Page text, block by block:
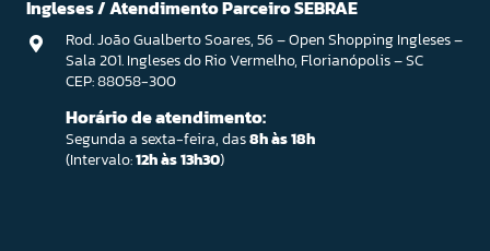
Ingleses / Atendimento Parceiro SEBRAE
Rod. João Gualberto Soares, 56 – Open Shopping Ingleses –
Sala 201. Ingleses do Rio Vermelho, Florianópolis – SC
CEP: 88058-300
Horário de atendimento:
Segunda a sexta-feira, das8h às 18h
(Intervalo:12h às 13h30)